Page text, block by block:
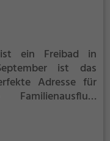
ein Freibad in
ist das
Adresse für
jeder auf seine